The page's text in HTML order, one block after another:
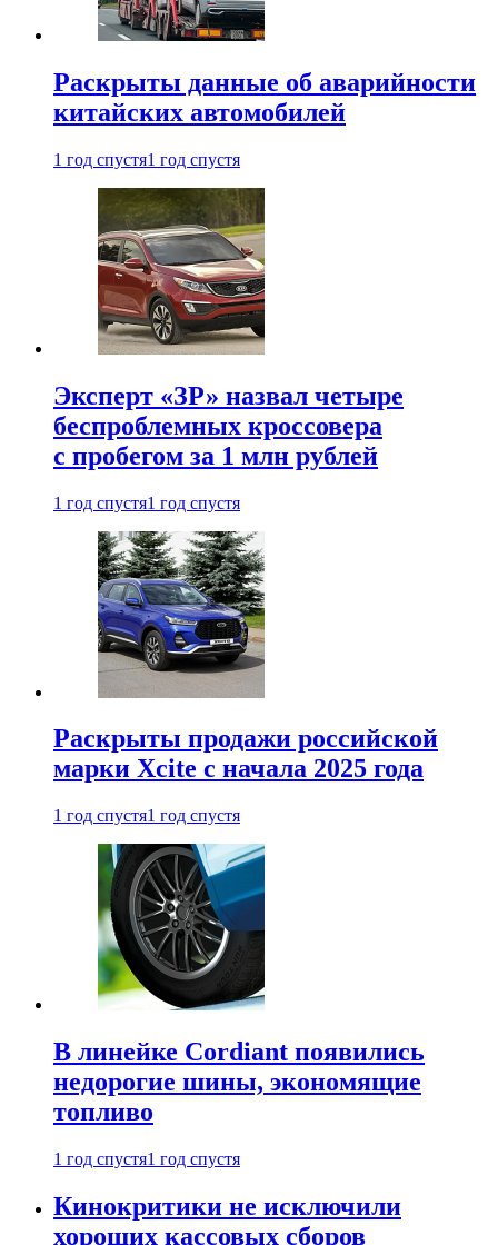
Раскрыты данные об аварийности
китайских автомобилей
1 год спустя1 год спустя
Эксперт «ЗР» назвал четыре
беспроблемных кроссовера
с пробегом за 1 млн рублей
1 год спустя1 год спустя
Раскрыты продажи российской
марки Xcite с начала 2025 года
1 год спустя1 год спустя
В линейке Cordiant появились
недорогие шины, экономящие
топливо
1 год спустя1 год спустя
Кинокритики не исключили
хороших кассовых сборов